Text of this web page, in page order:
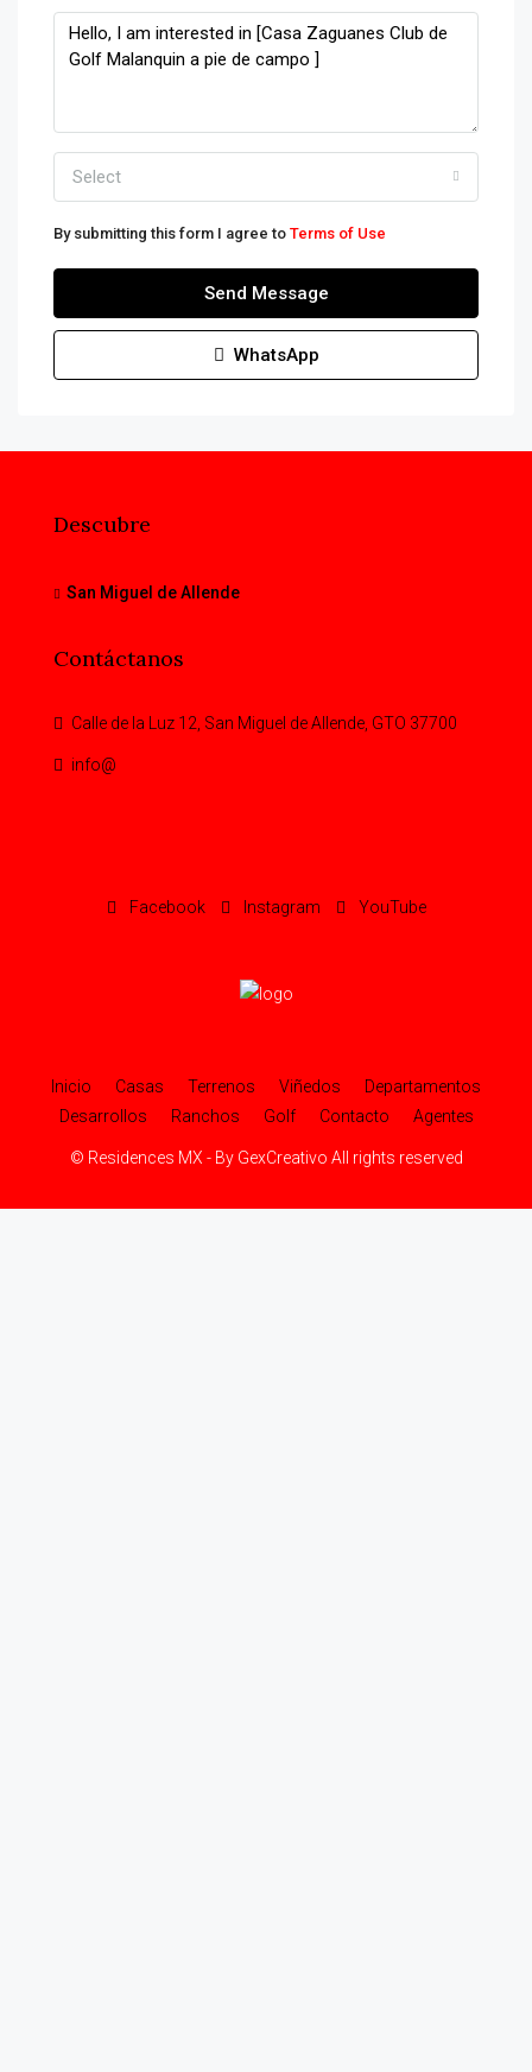
Select
By submitting this form I agree to Terms of Use
Send Message
WhatsApp
Descubre
San Miguel de Allende
Contáctanos
Calle de la Luz 12, San Miguel de Allende, GTO 37700
info@
Facebook Instagram YouTube
Inicio Casas Terrenos Viñedos
Departamentos
Desarrollos
Ranchos Golf Contacto Agentes
© Residences MX - By GexCreativo All rights reserved